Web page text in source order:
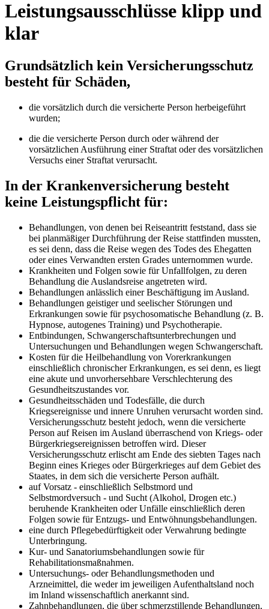
Leistungsausschlüsse klipp und
klar
Grundsätzlich kein Versicherungsschutz
besteht für Schäden,
die vorsätzlich durch die versicherte Person herbeigeführt
wurden;
die die versicherte Person durch oder während der
vorsätzlichen Ausführung einer Straftat oder des vorsätzlichen
Versuchs einer Straftat verursacht.
In der Krankenversicherung besteht
keine Leistungspflicht für:
Behandlungen, von denen bei Reiseantritt feststand, dass sie
bei planmäßiger Durchführung der Reise stattfinden mussten,
es sei denn, dass die Reise wegen des Todes des Ehegatten
oder eines Verwandten ersten Grades unternommen wurde.
Krankheiten und Folgen sowie für Unfallfolgen, zu deren
Behandlung die Auslandsreise angetreten wird.
Behandlungen anlässlich einer Beschäftigung im Ausland.
Behandlungen geistiger und seelischer Störungen und
Erkrankungen sowie für psychosomatische Behandlung (z. B.
Hypnose, autogenes Training) und Psychotherapie.
Entbindungen, Schwangerschaftsunterbrechungen und
Untersuchungen und Behandlungen wegen Schwangerschaft.
Kosten für die Heilbehandlung von Vorerkrankungen
einschließlich chronischer Erkrankungen, es sei denn, es liegt
eine akute und unvorhersehbare Verschlechterung des
Gesundheitszustandes vor.
Gesundheitsschäden und Todesfälle, die durch
Kriegsereignisse und innere Unruhen verursacht worden sind.
Versicherungsschutz besteht jedoch, wenn die versicherte
Person auf Reisen im Ausland überraschend von Kriegs- oder
Bürgerkriegsereignissen betroffen wird. Dieser
Versicherungsschutz erlischt am Ende des siebten Tages nach
Beginn eines Krieges oder Bürgerkrieges auf dem Gebiet des
Staates, in dem sich die versicherte Person aufhält.
auf Vorsatz - einschließlich Selbstmord und
Selbstmordversuch - und Sucht (Alkohol, Drogen etc.)
beruhende Krankheiten oder Unfälle einschließlich deren
Folgen sowie für Entzugs- und Entwöhnungsbehandlungen.
eine durch Pflegebedürftigkeit oder Verwahrung bedingte
Unterbringung.
Kur- und Sanatoriumsbehandlungen sowie für
Rehabilitationsmaßnahmen.
Untersuchungs- oder Behandlungsmethoden und
Arzneimittel, die weder im jeweiligen Aufenthaltsland noch
im Inland wissenschaftlich anerkannt sind.
Zahnbehandlungen, die über schmerzstillende Behandlungen,